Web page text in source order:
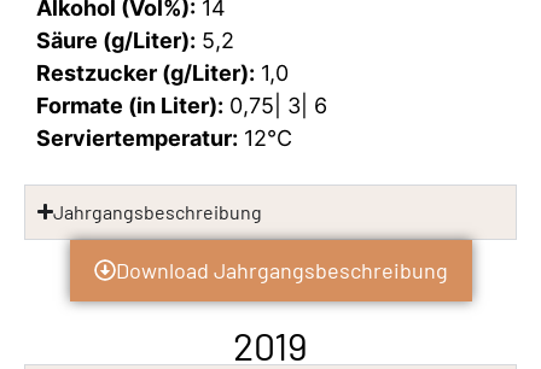
Alkohol (Vol%): 14
Säure (g/Liter): 5,2
Restzucker (g/Liter): 1,0
Formate (in Liter): 0,75| 3| 6
Serviertemperatur: 12°C
Jahrgangsbeschreibung
Download Jahrgangsbeschreibung
2019